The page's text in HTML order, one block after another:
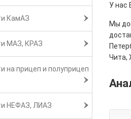
КамАЗ
МАЗ, КРАЗ
на прицеп и полуприцеп
НЕФАЗ, ЛИАЗ
У нас
Мы
Чита,